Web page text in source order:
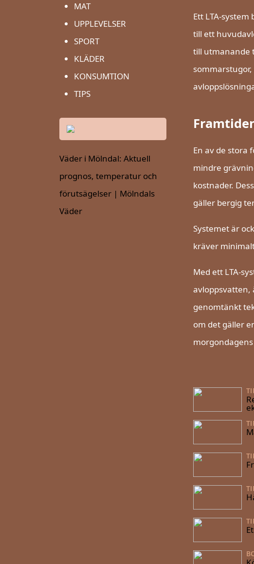
Ett LTA-
till ett
till utmanande
En av de stora
mindre
kostnader.
gäller bergig
Systemet är
kräver
Med ett LTA-
avloppsvatten,
genomtänkt
om det gäller
MAT
UPPLEVELSER
SPORT
KLÄDER
KONSUMTION
TIPS
Väder i Mölndal: Aktuell
prognos, temperatur och
förutsägelser | Mölndals
Väder